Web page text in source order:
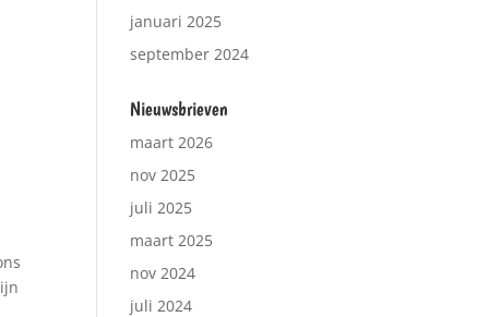
januari 2025
september 2024
Nieuwsbrieven
maart 2026
nov 2025
juli 2025
maart 2025
nov 2024
juli 2024